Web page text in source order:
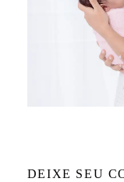
DEIXE SEU